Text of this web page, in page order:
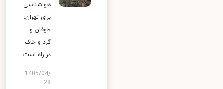
هواشناسی
برای تهران؛
طوفان و
گرد و خاک
در راه است
1405/04/
28